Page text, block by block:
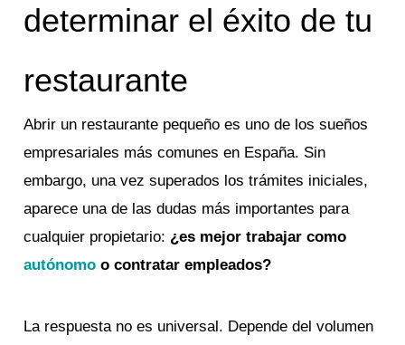
determinar el éxito de tu
restaurante
Abrir un restaurante pequeño es uno de los sueños
empresariales más comunes en España. Sin
embargo, una vez superados los trámites iniciales,
aparece una de las dudas más importantes para
cualquier propietario: ¿es mejor trabajar como
autónomoo contratar empleados?
La respuesta no es universal. Depende del volumen